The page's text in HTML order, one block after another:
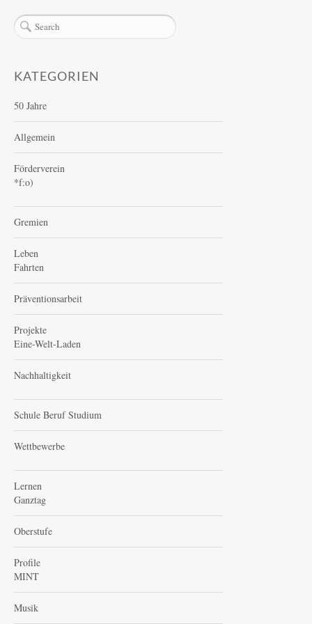
KATEGORIEN
50 Jahre
Allgemein
Förderverein
*f:o)
Gremien
Leben
Fahrten
Präventionsarbeit
Projekte
Eine-Welt-Laden
Nachhaltigkeit
Schule Beruf Studium
Wettbewerbe
Lernen
Ganztag
Oberstufe
Profile
MINT
Musik